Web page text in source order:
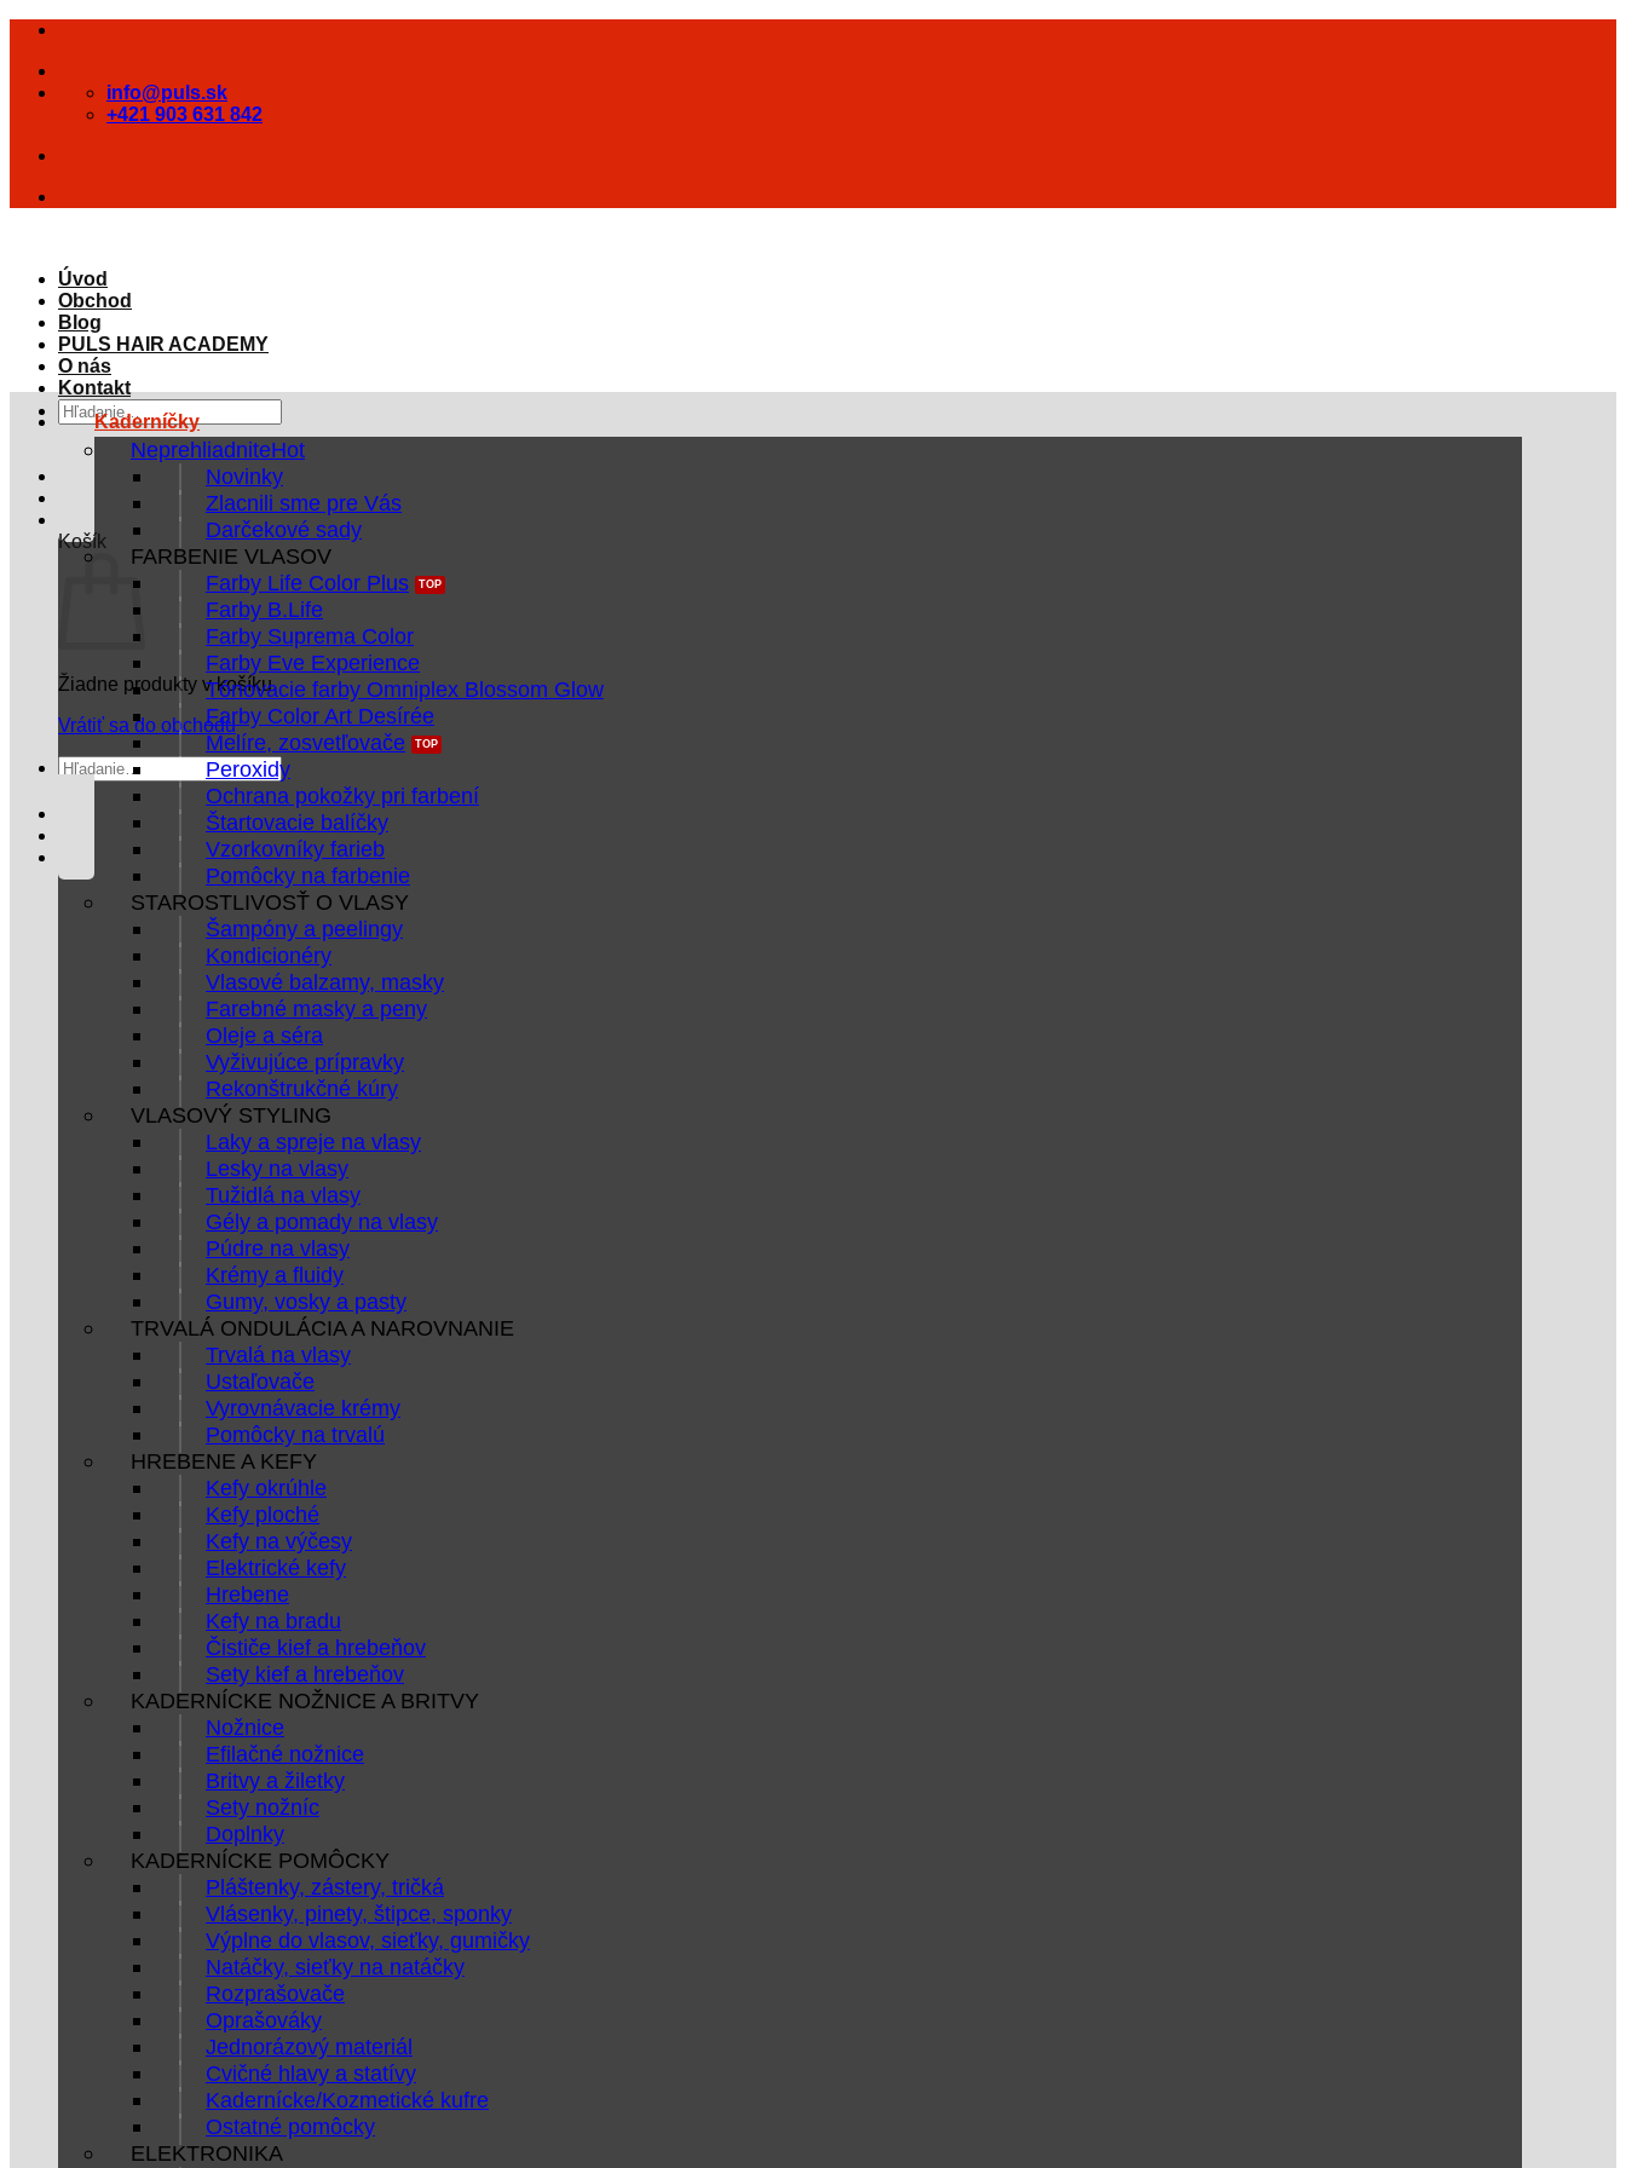
Skip
content
info@puls.sk
+421 903 631 842
Úvod
Obchod
Blog
PULS HAIR ACADEMY
O nás
Kontakt
Hľadať:
Košík
Žiadne produkty v košíku.
Vrátiť sa do obchodu
Hľadať:
Kaderníčky
Neprehliadnite
Novinky
Zlacnili sme pre Vás
Darčekové sady
FARBENIE VLASOV
Farby Life Color Plus
Farby B.Life
Farby Suprema Color
Farby Eve Experience
Tónovacie farby Omniplex Blossom Glow
Farby Color Art Desírée
Melíre, zosvetľovače
Peroxidy
Ochrana pokožky pri farbení
Štartovacie balíčky
Vzorkovníky farieb
Pomôcky na farbenie
STAROSTLIVOSŤ O VLASY
Šampóny a peelingy
Kondicionéry
Vlasové balzamy, masky
Farebné masky a peny
Oleje a séra
Vyživujúce prípravky
Rekonštrukčné kúry
VLASOVÝ STYLING
Laky a spreje na vlasy
Lesky na vlasy
Tužidlá na vlasy
Gély a pomady na vlasy
Púdre na vlasy
Krémy a fluidy
Gumy, vosky a pasty
TRVALÁ ONDULÁCIA A NAROVNANIE
Trvalá na vlasy
Ustaľovače
Vyrovnávacie krémy
Pomôcky na trvalú
HREBENE A KEFY
Kefy okrúhle
Kefy ploché
Kefy na výčesy
Elektrické kefy
Hrebene
Kefy na bradu
Čističe kief a hrebeňov
Sety kief a hrebeňov
KADERNÍCKE NOŽNICE A BRITVY
Nožnice
Efilačné nožnice
Britvy a žiletky
Sety nožníc
Doplnky
KADERNÍCKE POMÔCKY
Pláštenky, zástery, tričká
Vlásenky, pinety, štipce, sponky
Výplne do vlasov, sieťky, gumičky
Natáčky, sieťky na natáčky
Rozprašovače
Oprašováky
Jednorázový materiál
Cvičné hlavy a statívy
Kadernícke/Kozmetické kufre
Ostatné pomôcky
ELEKTRONIKA